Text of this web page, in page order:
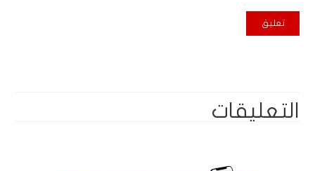
التعليقات